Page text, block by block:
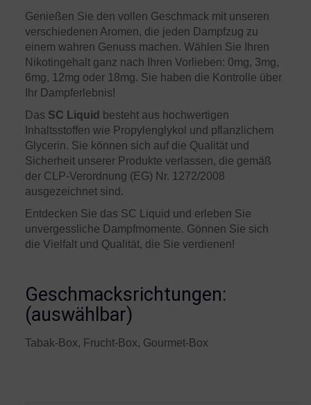
Genießen Sie den vollen Geschmack mit unseren
verschiedenen Aromen, die jeden Dampfzug zu
einem wahren Genuss machen. Wählen Sie Ihren
Nikotingehalt ganz nach Ihren Vorlieben: 0mg, 3mg,
6mg, 12mg oder 18mg. Sie haben die Kontrolle über
Ihr Dampferlebnis!
Das SC Liquid
besteht aus hochwertigen
Inhaltsstoffen wie Propylenglykol und pflanzlichem
Glycerin. Sie können sich auf die Qualität und
Sicherheit unserer Produkte verlassen, die gemäß
der CLP-Verordnung (EG) Nr. 1272/2008
ausgezeichnet sind.
Entdecken Sie das SC Liquid und erleben Sie
unvergessliche Dampfmomente. Gönnen Sie sich
die Vielfalt und Qualität, die Sie verdienen!
Geschmacksrichtungen:
(auswählbar)
Tabak-Box, Frucht-Box, Gourmet-Box